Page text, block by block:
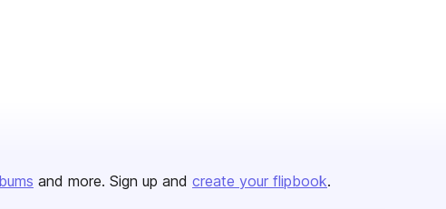
and more. Sign up and create your flipbook.